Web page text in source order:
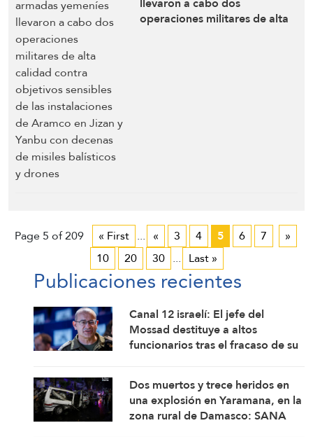
operaciones militares de alta
Page 5 of 209 « First ... « 3 4 5 6 7
»
10
20 30 ... Last »
Publicaciones recientes
Canal 12 israelí: El jefe del
Mossad destituye a altos
funcionarios tras el fracaso de su
Dos muertos y trece heridos en
una explosión en Yaramana, en la
zona rural de Damasco: SANA